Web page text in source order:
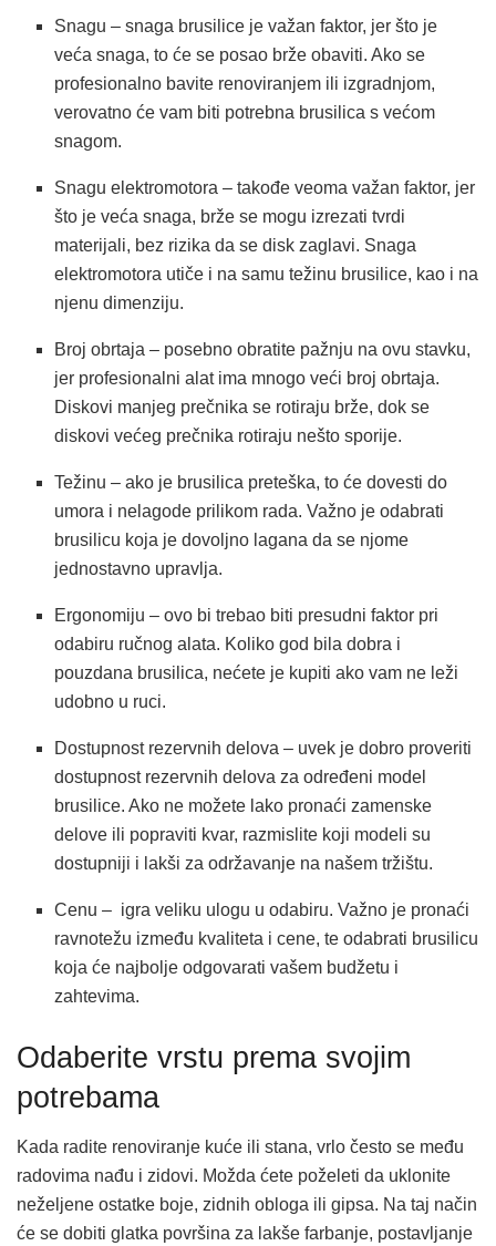
Snagu – snaga brusilice je važan faktor, jer što je
veća snaga, to će se posao brže obaviti. Ako se
profesionalno bavite renoviranjem ili izgradnjom,
verovatno će vam biti potrebna brusilica s većom
snagom.
Snagu elektromotora – takođe veoma važan faktor, jer
što je veća snaga, brže se mogu izrezati tvrdi
materijali, bez rizika da se disk zaglavi. Snaga
elektromotora utiče i na samu težinu brusilice, kao i na
njenu dimenziju.
Broj obrtaja – posebno obratite pažnju na ovu stavku,
jer profesionalni alat ima mnogo veći broj obrtaja.
Diskovi manjeg prečnika se rotiraju brže, dok se
diskovi većeg prečnika rotiraju nešto sporije.
Težinu – ako je brusilica preteška, to će dovesti do
umora i nelagode prilikom rada. Važno je odabrati
brusilicu koja je dovoljno lagana da se njome
jednostavno upravlja.
Ergonomiju – ovo bi trebao biti presudni faktor pri
odabiru ručnog alata. Koliko god bila dobra i
pouzdana brusilica, nećete je kupiti ako vam ne leži
udobno u ruci.
Dostupnost rezervnih delova – uvek je dobro proveriti
dostupnost rezervnih delova za određeni model
brusilice. Ako ne možete lako pronaći zamenske
delove ili popraviti kvar, razmislite koji modeli su
dostupniji i lakši za održavanje na našem tržištu.
Cenu – igra veliku ulogu u odabiru. Važno je pronaći
ravnotežu između kvaliteta i cene, te odabrati brusilicu
koja će najbolje odgovarati vašem budžetu i
zahtevima.
Odaberite vrstu prema svojim
potrebama
Kada radite renoviranje kuće ili stana, vrlo često se među
radovima nađu i zidovi. Možda ćete poželeti da uklonite
neželjene ostatke boje, zidnih obloga ili gipsa. Na taj način
će se dobiti glatka površina za lakše farbanje, postavljanje